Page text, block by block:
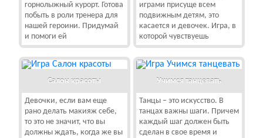
горнолыжный курорт. Готова
побыть в роли тренера для
нашей героини. Придумай
и помоги ей
играми присуще всем
подвижным детям, это
касается и девочек. Игра, в
которой чувствуешь
Салон красоты
Девочки, если вам еще
рано делать макияж себе,
то это не значит, что вы
должны ждать, когда же вы
Учимся танцевать
Танцы – это искусство. В
танцах важны шаги. Причем
каждый шаг должен быть
сделан в свое время и